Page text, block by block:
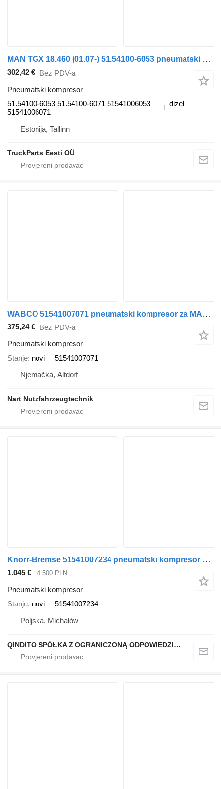
MAN TGX 18.460 (01.07-) 51.54100-6053 pneumatski kompresor za MAN TGL, TGM, TGS, TGX (2005-2021) tegljača
302,42 € Bez PDV-a
Pneumatski kompresor
51.54100-6053 51.54100-6071 51541006053
51541006071
dizel
Estonija, Tallinn
TruckParts Eesti OÜ
WABCO 51541007071 pneumatski kompresor za MAN TGA TGL TGM tegljača
375,24 € Bez PDV-a
Pneumatski kompresor
Stanje novi
51541007071
Njemačka, Altdorf
Nart Nutzfahrzeugtechnik
Knorr-Bremse 51541007234 pneumatski kompresor za MAN autobusa
1.045 € 4.500 PLN
Pneumatski kompresor
Stanje novi
51541007234
Poljska, Michałów
QINDITO SPÓŁKA Z OGRANICZONĄ ODPOWIEDZIALNOŚCIĄ